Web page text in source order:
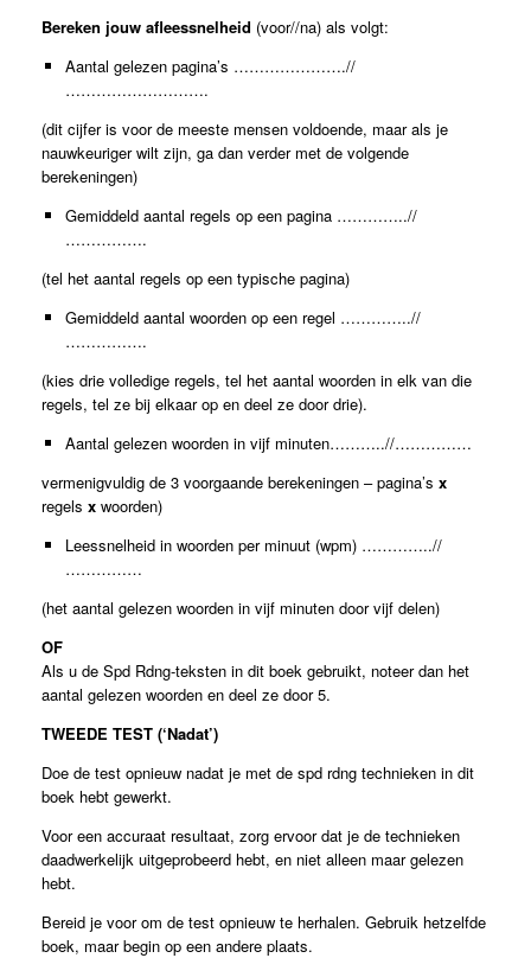
Bereken jouw afleessnelheid (voor//na) als volgt:
Aantal gelezen pagina’s ………………….//
……………………….
(dit cijfer is voor de meeste mensen voldoende, maar als je
nauwkeuriger wilt zijn, ga dan verder met de volgende
berekeningen)
Gemiddeld aantal regels op een pagina …………..//
…………….
(tel het aantal regels op een typische pagina)
Gemiddeld aantal woorden op een regel …………..//
…………….
(kies drie volledige regels, tel het aantal woorden in elk van die
regels, tel ze bij elkaar op en deel ze door drie).
Aantal gelezen woorden in vijf minuten………..//……………
vermenigvuldig de 3 voorgaande berekeningen – pagina’s x
regels x woorden)
Leessnelheid in woorden per minuut (wpm) …………..//
……………
(het aantal gelezen woorden in vijf minuten door vijf delen)
OF
Als u de Spd Rdng-teksten in dit boek gebruikt, noteer dan het
aantal gelezen woorden en deel ze door 5.
TWEEDE TEST (‘Nadat’)
Doe de test opnieuw nadat je met de spd rdng technieken in dit
boek hebt gewerkt.
Voor een accuraat resultaat, zorg ervoor dat je de technieken
daadwerkelijk uitgeprobeerd hebt, en niet alleen maar gelezen
hebt.
Bereid je voor om de test opnieuw te herhalen. Gebruik hetzelfde
boek, maar begin op een andere plaats.